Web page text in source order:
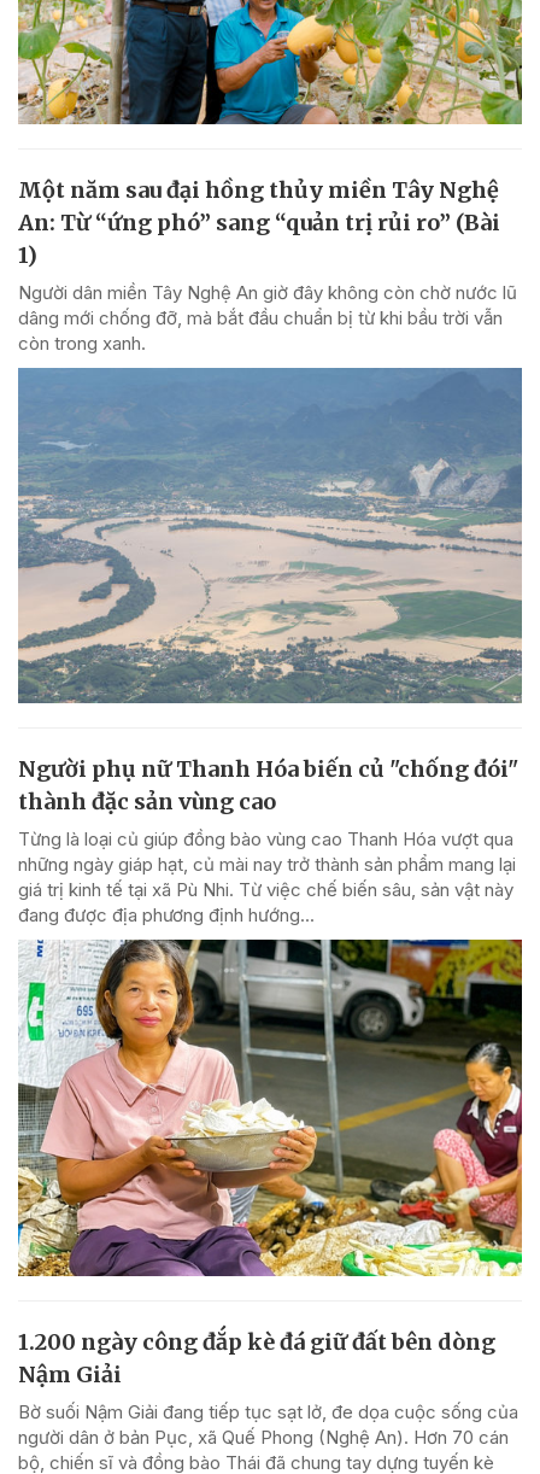
Một năm sau đại hồng thủy miền Tây Nghệ
An: Từ “ứng phó” sang “quản trị rủi ro” (Bài
1)
Người dân miền Tây Nghệ An giờ đây không còn chờ nước lũ
dâng mới chống đỡ, mà bắt đầu chuẩn bị từ khi bầu trời vẫn
còn trong xanh.
Người phụ nữ Thanh Hóa biến củ "chống đói"
thành đặc sản vùng cao
Từng là loại củ giúp đồng bào vùng cao Thanh Hóa vượt qua
những ngày giáp hạt, củ mài nay trở thành sản phẩm mang lại
giá trị kinh tế tại xã Pù Nhi. Từ việc chế biến sâu, sản vật này
đang được địa phương định hướng...
1.200 ngày công đắp kè đá giữ đất bên dòng
Nậm Giải
Bờ suối Nậm Giải đang tiếp tục sạt lở, đe dọa cuộc sống của
người dân ở bản Pục, xã Quế Phong (Nghệ An). Hơn 70 cán
bộ, chiến sĩ và đồng bào Thái đã chung tay dựng tuyến kè